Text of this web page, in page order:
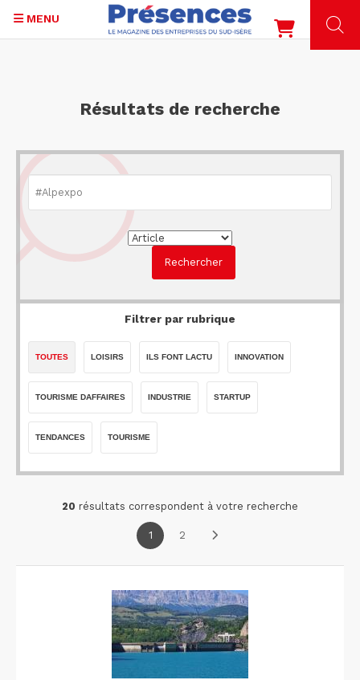
MENU
Résultats de recherche
Filtrer par rubrique
TOUTES LOISIRS ILS FONT LACTU INNOVATION
TOURISME DAFFAIRES INDUSTRIE STARTUP
TENDANCES TOURISME
20 résultats correspondent à votre recherche
1 2